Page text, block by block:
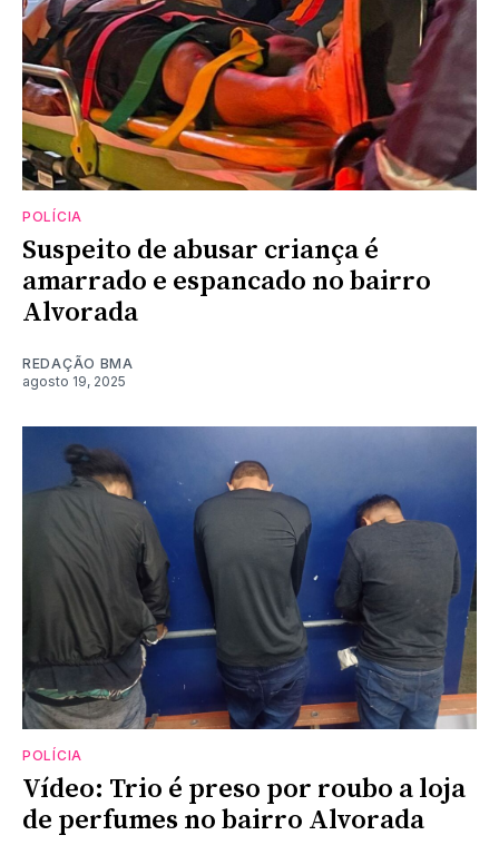
POLÍCIA
Suspeito de abusar criança é
amarrado e espancado no bairro
Alvorada
REDAÇÃO BMA
agosto 19, 2025
POLÍCIA
Vídeo: Trio é preso por roubo a loja
de perfumes no bairro Alvorada